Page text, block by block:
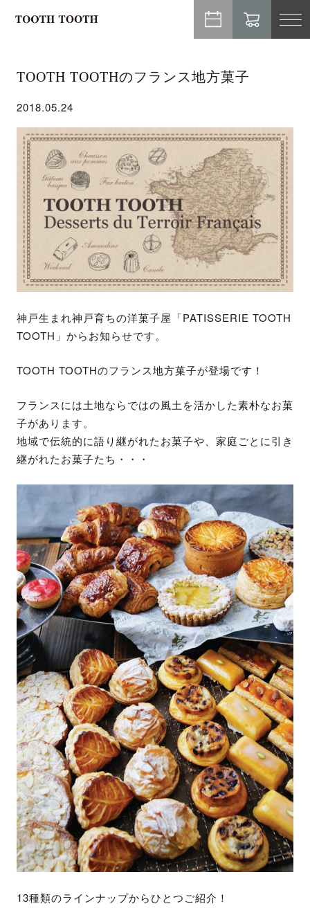
TOOTH TOOTHのフランス地方菓子
2018.05.24
神戸生まれ神戸育ちの洋菓子屋「PATISSERIE TOOTH
TOOTH」からお知らせです。
TOOTH TOOTHのフランス地方菓子が登場です！
フランスには土地ならではの風土を活かした素朴なお菓
子があります。
地域で伝統的に語り継がれたお菓子や、家庭ごとに引き
継がれたお菓子たち・・・
13種類のラインナップからひとつご紹介！